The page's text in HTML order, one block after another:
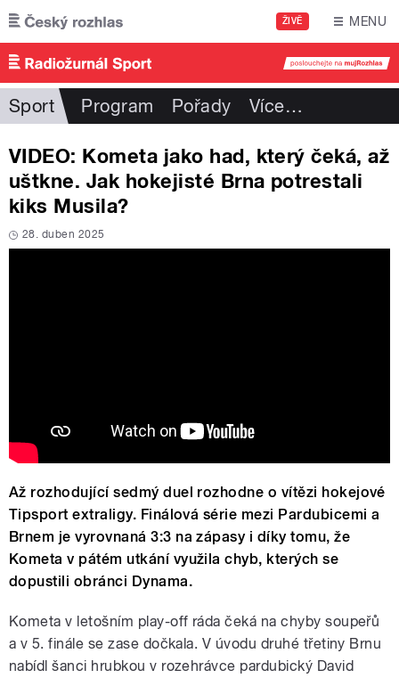
Přejít k hlavnímu obsahu
ŽIVĚ MENU
Sport Program Pořady Více…
VIDEO: Kometa jako had, který čeká, až
uštkne. Jak hokejisté Brna potrestali
kiks Musila?
28. duben 2025
Až rozhodující sedmý duel rozhodne o vítězi hokejové
Tipsport extraligy. Finálová série mezi Pardubicemi a
Brnem je vyrovnaná 3:3 na zápasy i díky tomu, že
Kometa v pátém utkání využila chyb, kterých se
dopustili obránci Dynama.
Kometa v letošním play-off ráda čeká na chyby soupeřů
a v 5. finále se zase dočkala. V úvodu druhé třetiny Brnu
nabídl šanci hrubkou v rozehrávce pardubický David